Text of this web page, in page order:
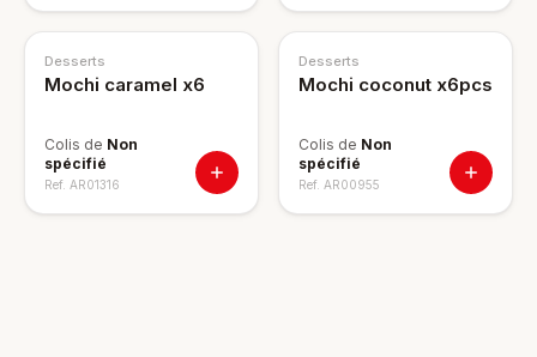
Desserts
Mochi caramel x6
Colis de Non
spécifié
Ref. AR01316
Desserts
Mochi coconut x6pcs
Colis de Non
spécifié
Ref. AR00955